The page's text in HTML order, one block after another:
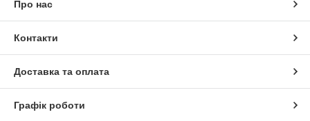
Про нас
Контакти
Доставка та оплата
Графік роботи